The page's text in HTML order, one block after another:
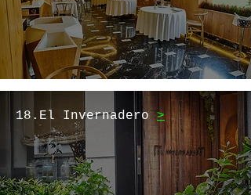
18.El Invernadero>